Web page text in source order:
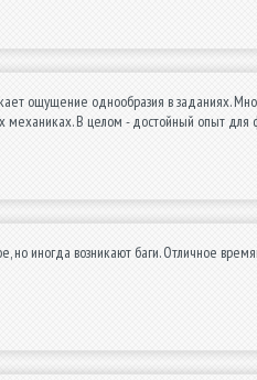
ощущение однообразия в заданиях.
механиках. В целом - достойный опыт для
но иногда возникают баги. Отличное